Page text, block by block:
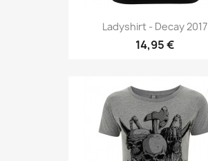
Ladyshirt - Decay 2017
14,95 €